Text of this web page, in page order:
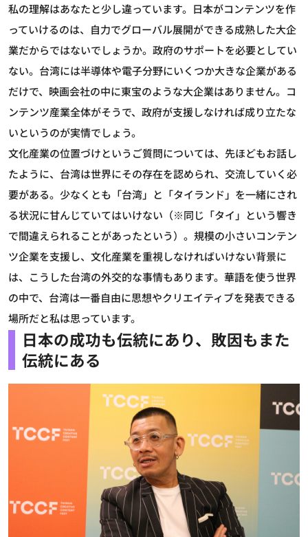
私の理解はあなたと少し違っています。日本がコンテンツを作
っていけるのは、自力でグローバル展開ができる成熟した大企
業だからではないでしょうか。政府のサポートを必要としてい
ない。台湾には半導体や電子分野にいくつか大きな企業がある
だけで、映画会社の中に東宝のような大企業はありません。コ
ンテンツ産業全体がそうで、政府が支援しなければ成り立たな
いというのが実情でしょう。
文化産業の位置づけというご質問については、先ほどもお話し
たように、台湾は世界にその存在を認められ、交流していく必
要がある。少なくとも「台湾」と「タイランド」を一緒にされ
る状況に甘んじていてはいけない（※同じ「タイ」という響き
で間違えられることがあったという）。規模の小さいコンテン
ツ企業を支援し、文化産業を重視しなければいけない背景に
は、こうした台湾の外交的な事情もあります。華語を使う世界
の中で、台湾は一番自由に思想やクリエイティブを発表できる
場所だと私は思っています。
日本の成功も伝統にあり、敗因もまた
伝統にある